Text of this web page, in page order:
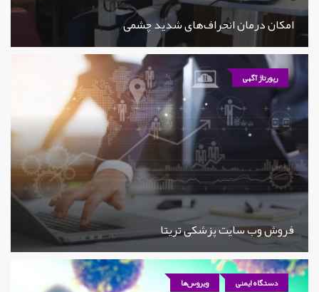
امکان درمان انحراف‌های شدید چشمی
رپورتاژ آگهی
فروش وب سایت پزشکی تریتا
دستگاه ایمنی ویروس‌ها